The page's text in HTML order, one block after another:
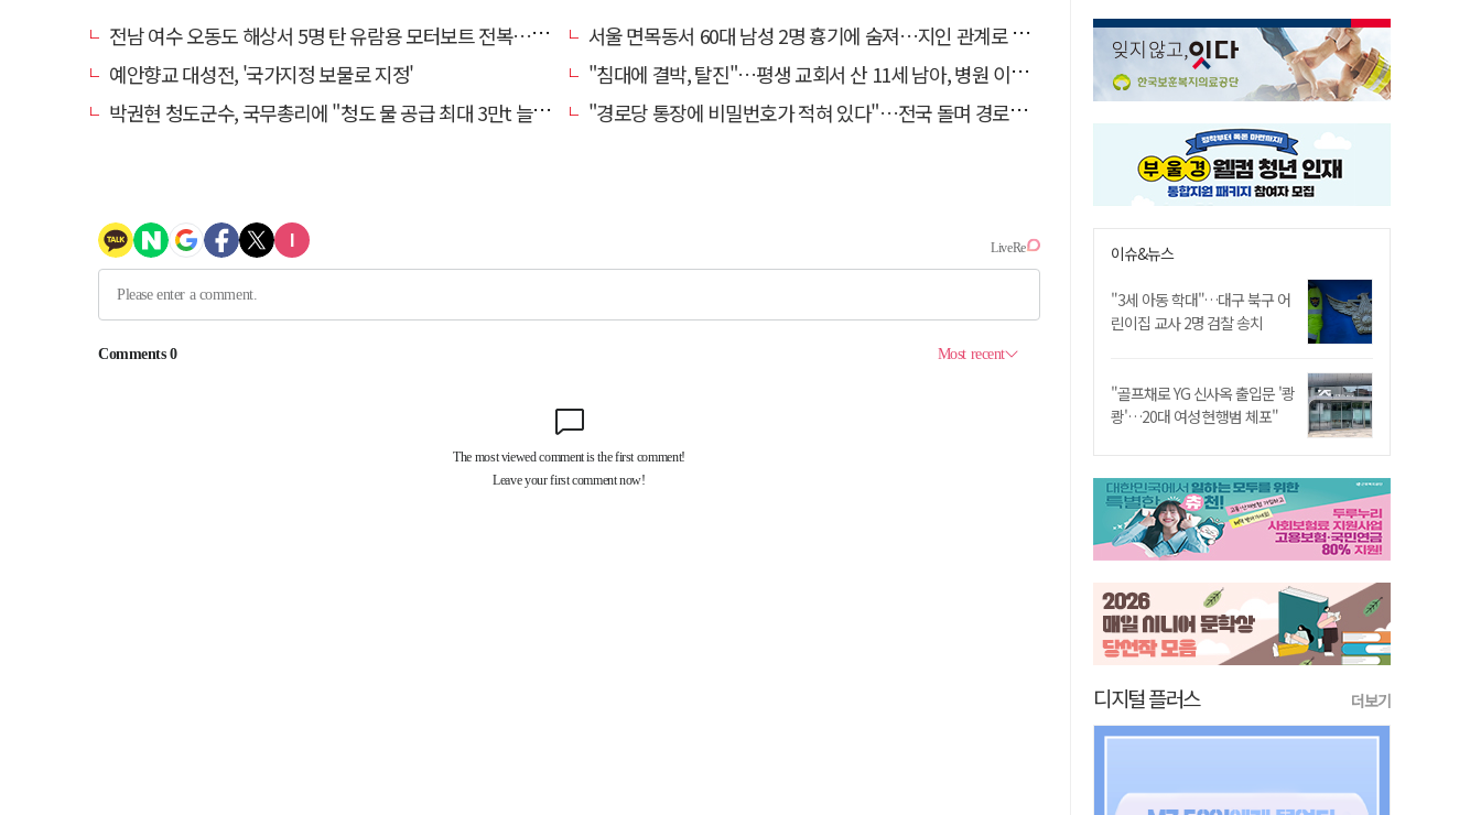
전남 여수 오동도 해상서 5명 탄 유람용 모터보트 전복…2명 숨져
서울 면목동서 60대 남성 2명 흉기에 숨져…지인 관계로 추정
예안향교 대성전, '국가지정 보물로 지정'
"침대에 결박, 탈진"…평생 교회서 산 11세 남아, 병원 이송 끝 숨져
박권현 청도군수, 국무총리에 "청도 물 공급 최대 3만t 늘려달라"
"경로당 통장에 비밀번호가 적혀 있다"…전국 돌며 경로당 13곳 턴 30대 구속
이슈&뉴스
"3세 아동 학대"…대구 북구 어
린이집 교사 2명 검찰 송치
"골프채로 YG 신사옥 출입문 '쾅
쾅'…20대 여성 현행범 체포"
디지털 플러스 더보기